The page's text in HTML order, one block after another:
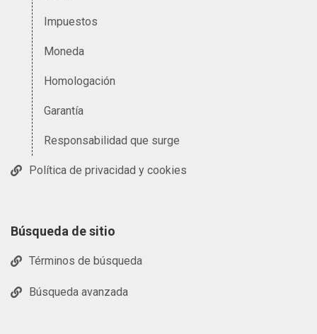
Impuestos
Moneda
Homologación
Garantía
Responsabilidad que surge
Política de privacidad y cookies
Búsqueda de sitio
Términos de búsqueda
Búsqueda avanzada